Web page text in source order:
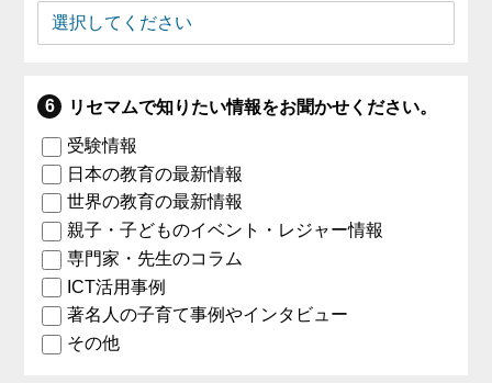
リセマムで知りたい情報をお聞かせください。
受験情報
日本の教育の最新情報
世界の教育の最新情報
親子・子どものイベント・レジャー情報
専門家・先生のコラム
ICT活用事例
著名人の子育て事例やインタビュー
その他